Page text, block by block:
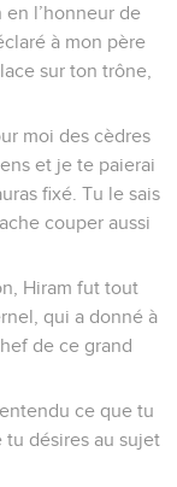
l’honneur de
à mon père
sur ton trône,
moi des cèdres
et je te paierai
fixé. Tu le sais
couper aussi
Hiram fut tout
qui a donné à
de ce grand
ce que tu
tu désires au sujet